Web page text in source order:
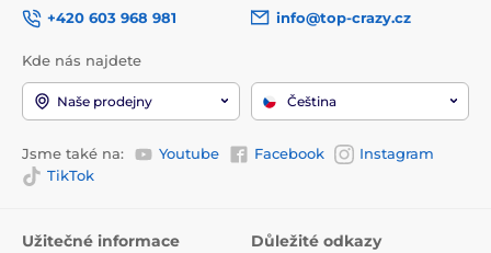
+420 603 968 981
info@top-crazy.cz
Kde nás najdete
Naše prodejny Čeština
Jsme také na: Youtube Facebook
Instagram
TikTok
Užitečné informace Důležité odkazy